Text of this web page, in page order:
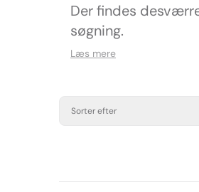
Der findes
søgning.
Læs mere
Sorter efter